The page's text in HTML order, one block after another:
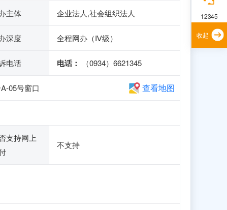
主体 企业法人,社会组织法人
深度 全程网办（Ⅳ级）
电话 电话： （0934）6621345
05号窗口 查看地图
支持网上
不支持
12345
收起